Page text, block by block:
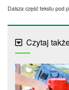
Dalsza część tekstu pod
Czytaj